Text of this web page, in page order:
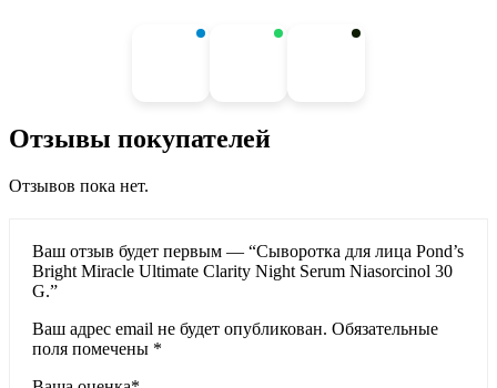
Отзывы покупателей
Отзывов пока нет.
Ваш отзыв будет первым — “Сыворотка для лица Pond’s
Bright Miracle Ultimate Clarity Night Serum Niasorcinol 30
G.”
Ваш адрес email не будет опубликован. Обязательные
поля помечены *